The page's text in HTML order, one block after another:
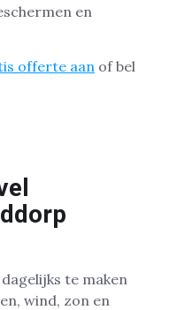
en
offerte aan of bel
te maken
wind, zon en